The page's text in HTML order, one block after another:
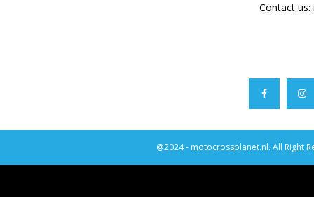
Contact us:
@2024 - motocrossplanet.nl. All Right